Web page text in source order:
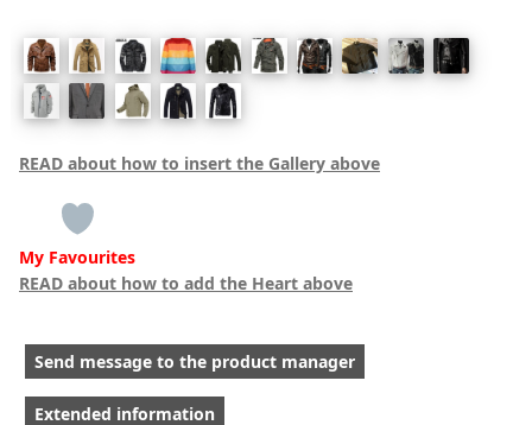
READ about how to insert the Gallery above
My Favourites
READ about how to add the Heart above
Send message to the product manager
Extended information